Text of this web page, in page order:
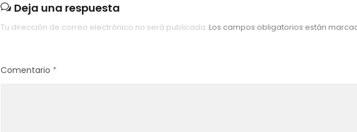
Deja una respuesta
Tu dirección de correo electrónico no será publicada. Los campos obligatorios están
Comentario *